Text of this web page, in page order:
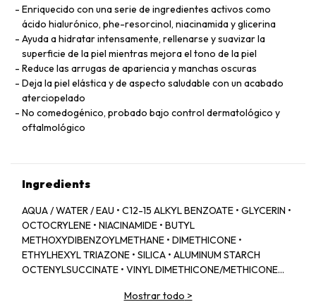
Enriquecido con una serie de ingredientes activos como
ácido hialurónico, phe-resorcinol, niacinamida y glicerina
Ayuda a hidratar intensamente, rellenarse y suavizar la
superficie de la piel mientras mejora el tono de la piel
Reduce las arrugas de apariencia y manchas oscuras
Deja la piel elástica y de aspecto saludable con un acabado
aterciopelado
No comedogénico, probado bajo control dermatológico y
oftalmológico
Ingredients
AQUA / WATER / EAU • C12-15 ALKYL BENZOATE • GLYCERIN •
OCTOCRYLENE • NIACINAMIDE • BUTYL
METHOXYDIBENZOYLMETHANE • DIMETHICONE •
ETHYLHEXYL TRIAZONE • SILICA • ALUMINUM STARCH
OCTENYLSUCCINATE • VINYL DIMETHICONE/METHICONE
DICAMPHOR SULFONIC ACID • POTASSIUM CETYL
Mostrar todo >